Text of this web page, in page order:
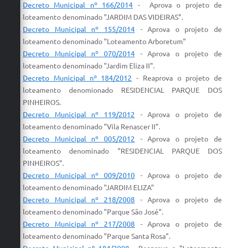
Decreto Municipal nº 166/2014 - Aprovao projetode
loteamentodenominado "JARDIM DAS VIDEIRAS".
Decreto Municipal nº 155/2014-Aprova o projeto de
loteamentodenominado "LoteamentoArboretum"
Decreto Municipal nº 070/2014-Aprova o projeto de
loteamentodenominado "Jardim Eliza II".
Decreto Municipal nº 184/2012 - Reaprovao projeto de
loteamento denomionado RESIDENCIAL
PARQUE DOS
PINHEIROS.
Decreto Municipal nº 119/2012 -Aprova o projeto de
loteamentodenominado "Vila Renascer II".
Decreto Municipal nº 005/2012 -Aprova o projeto de
loteamento denominado "RESIDENCIAL
PARQUE DOS
PINHEIROS".
Decreto Municipal nº 009/2010-Aprova o projeto de
loteamentodenominado "JARDIM ELIZA"
Decreto Municipal nº 218/2008 -Aprova o projeto de
loteamentodenominado "Parque São José".
Decreto Municipal nº 217/2008 -Aprova o projeto de
loteamentodenominado "Parque Santa Rosa".